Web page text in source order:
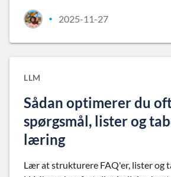
• 2025-11-27
LLM
Sådan optimerer du
spørgsmål, lister og
læring
Lær at strukturere FAQ'er, lister og